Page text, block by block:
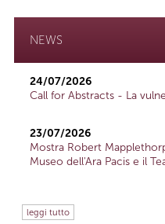
NEWS
24/07/2026
Call for Abstracts - La
23/07/2026
Mostra Robert
Museo dell'Ara Pacis e il
leggi tutto